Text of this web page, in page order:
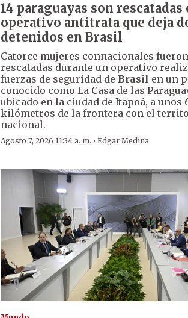
14 paraguayas son rescatadas
operativo antitrata que deja
detenidos en Brasil
Catorce mujeres connacionales fueron
rescatadas durante un operativo
fuerzas de seguridad de Brasil en un
conocido como La Casa de las
ubicado en la ciudad de Itapoá, a unos
kilómetros de la frontera con el
nacional.
Agosto 7, 2026 11:34 a. m. · Edgar Medina